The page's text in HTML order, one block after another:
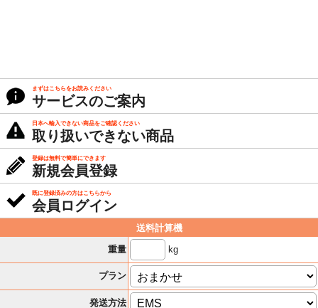
まずはこちらをお読みください
サービスのご案内
日本へ輸入できない商品をご確認ください
取り扱いできない商品
登録は無料で簡単にできます
新規会員登録
既に登録済みの方はこちらから
会員ログイン
送料計算機
重量
kg
プラン
発送方法